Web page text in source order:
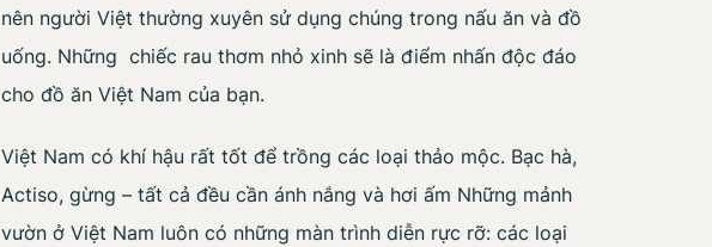
nên người Việt thường xuyên sử dụng chúng trong nấu ăn và đồ
uống. Những chiếc rau thơm nhỏ xinh sẽ là điểm nhấn độc đáo
cho đồ ăn Việt Nam của bạn.
Việt Nam có khí hậu rất tốt để trồng các loại thảo mộc. Bạc hà,
Actiso, gừng – tất cả đều cần ánh nắng và hơi ấm Những mảnh
vườn ở Việt Nam luôn có những màn trình diễn rực rỡ: các loại